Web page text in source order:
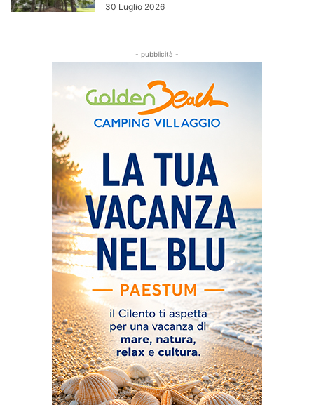
30 Luglio 2026
- pubblicità -